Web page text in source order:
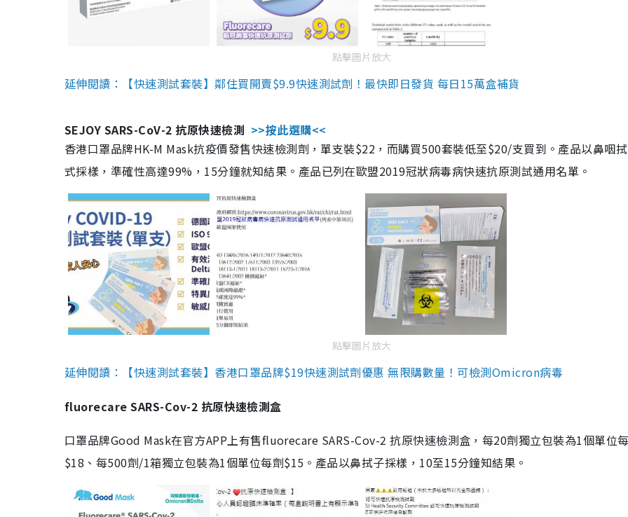
點擊圖片放大
延伸閱讀：【快速測試套裝】鄰住買開賣$9.9快速測試劑！最快即日發貨 每日15萬盒補貨
SEJOY SARS-CoV-2 抗原快速檢測 >>按此選購<<
香港口罩品牌HK-M Mask抗疫價發售快速檢測劑，單支裝$22，而購買500套裝低至$20/支買到。產品以鼻咽
式採樣，準確性高達99%，15分鐘就知結果。產品已列在歐盟2019冠狀病毒病快速抗原測試通用名單。
點擊圖片放大
延伸閱讀：【快速測試套裝】香港口罩品牌$19快速測試劑優惠 無限購數量！可檢測Omicron病毒
fluorecare SARS-Cov-2 抗原快速檢測盒
口罩品牌Good Mask在官方APP上有售fluorecare SARS-Cov-2 抗原快速檢測盒，每20劑獨立包裝為1個單位
$18、每500劑/1箱獨立包裝為1個單位每劑$15。產品以鼻拭子採樣，10至15分鐘知結果。